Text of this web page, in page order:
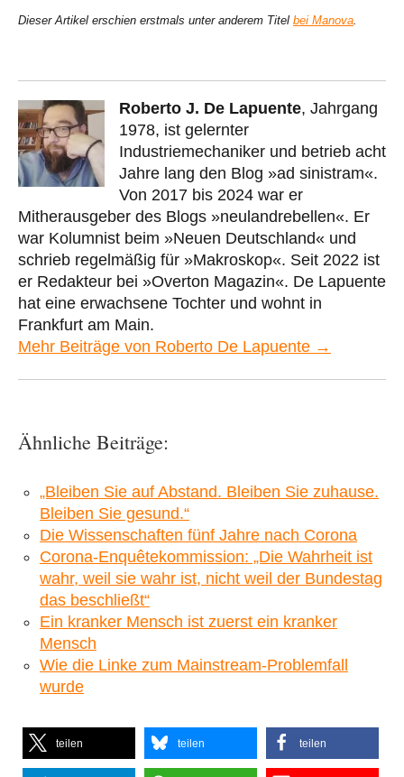
Dieser Artikel erschien erstmals unter anderem Titel bei Manova.
Roberto J. De Lapuente, Jahrgang
1978, ist gelernter
Industriemechaniker und betrieb acht
Jahre lang den Blog »ad sinistram«.
Von 2017 bis 2024 war er
Mitherausgeber des Blogs »neulandrebellen«. Er
war Kolumnist beim »Neuen Deutschland« und
schrieb regelmäßig für »Makroskop«. Seit 2022 ist
er Redakteur bei »Overton Magazin«. De Lapuente
hat eine erwachsene Tochter und wohnt in
Frankfurt am Main.
Mehr Beiträge von Roberto De Lapuente →
Ähnliche Beiträge:
„Bleiben Sie auf Abstand. Bleiben Sie zuhause.
Bleiben Sie gesund.“
Die Wissenschaften fünf Jahre nach Corona
Corona-Enquêtekommission: „Die Wahrheit ist
wahr, weil sie wahr ist, nicht weil der Bundestag
das beschließt“
Ein kranker Mensch ist zuerst ein kranker
Mensch
Wie die Linke zum Mainstream-Problemfall
wurde
teilen teilen teilen